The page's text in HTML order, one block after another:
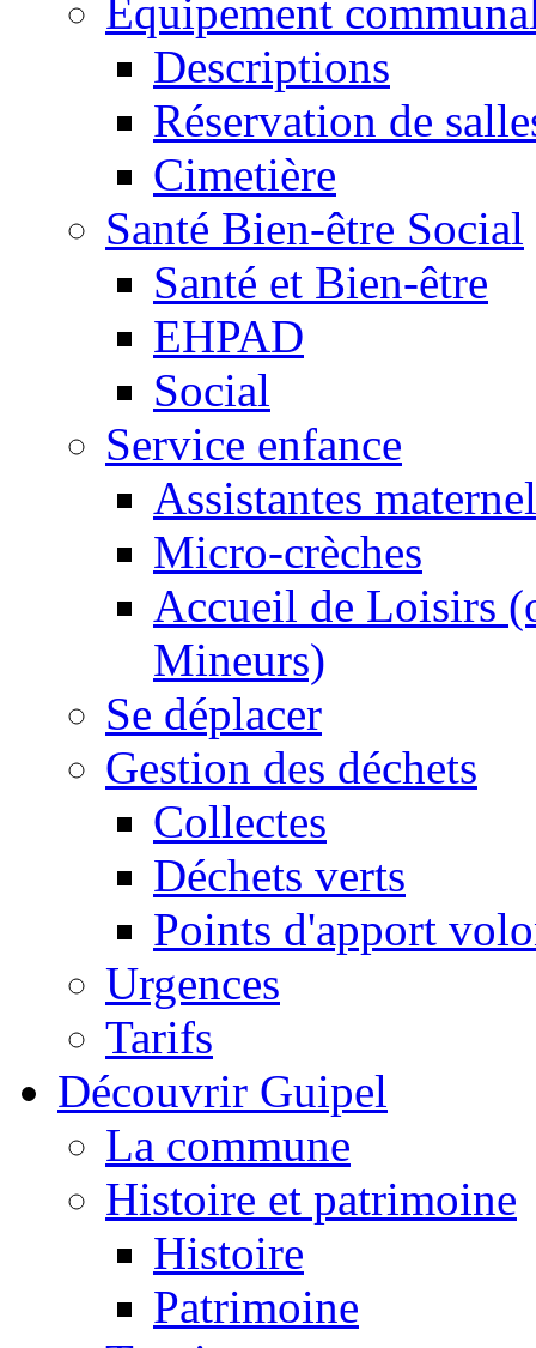
Equipement
Descriptions
Réservation de
Cimetière
Santé Bien-être Social
Santé et Bien-être
EHPAD
Social
Service enfance
Assistantes
Micro-crèches
Accueil de Loisirs
Mineurs)
Se déplacer
Gestion des déchets
Collectes
Déchets verts
Points d'apport
Urgences
Tarifs
Découvrir Guipel
La commune
Histoire et patrimoine
Histoire
Patrimoine